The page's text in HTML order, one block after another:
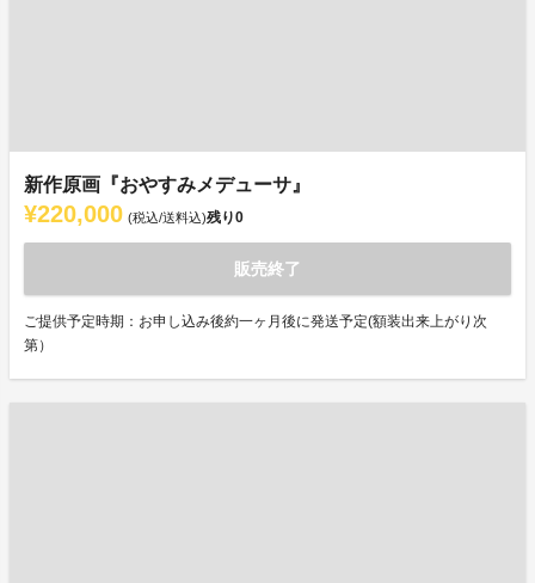
新作原画『おやすみメデューサ』
¥220,000 (税込/送料込)残り0
販売終了
ご提供予定時期：お申し込み後約一ヶ月後に発送予定(額装出来上がり次
第）